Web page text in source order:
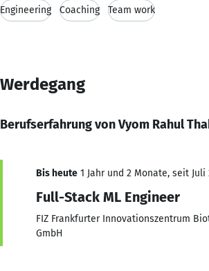
Engineering Coaching Team work
Werdegang
Berufserfahrung von Vyom Rahul
Bis heute 1 Jahr und 2 Monate, seit Juli
Full-Stack ML Engineer
FIZ Frankfurter Innovationszentrum
GmbH